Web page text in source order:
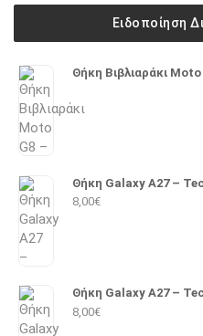
Ειδοποίηση
Θήκη Βιβλιαράκι
Θήκη Galaxy A27 –
8,00€
Θήκη Galaxy A27 –
8,00€